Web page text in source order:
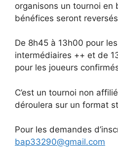
organisons un tournoi en
bénéfices seront
De 8h45 à 13h00 pour
intermédiaires ++ et de
pour les joueurs
C’est un tournoi non
déroulera sur un format
Pour les demandes
bap33290@gmail.com